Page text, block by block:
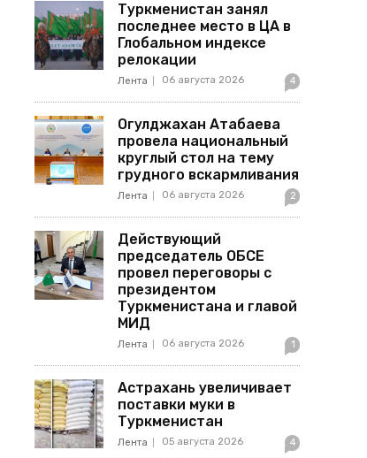
Туркменистан занял
последнее место в ЦА в
Глобальном индексе
релокации
Лента 06 августа 2026 4
Огулджахан Атабаева
провела национальный
круглый стол на тему
грудного вскармливания
Лента 06 августа 2026 2
Действующий
председатель ОБСЕ
провел переговоры с
президентом
Туркменистана и главой
МИД
Лента 06 августа 2026 1
Астрахань увеличивает
поставки муки в
Туркменистан
Лента 05 августа 2026 4